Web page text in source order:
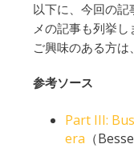
以下に、今回の記
メの記事も列挙
ご興味のある方は
参考ソース
Part III:
era （